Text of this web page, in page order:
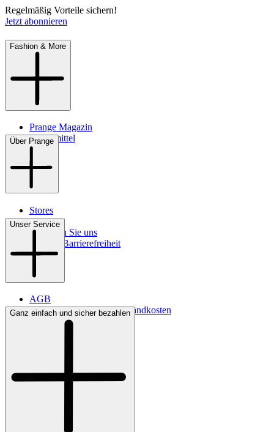
Regelmäßig Vorteile sichern!
Jetzt abonnieren
Fashion & More
Prange Magazin
Pflegemittel
Über Prange
Stores
Kontakt
So finden Sie uns
Digitale Barrierefreiheit
Unser Service
AGB
Lieferbedingungen & Versandkosten
Bezahlung
Ganz einfach und sicher bezahlen